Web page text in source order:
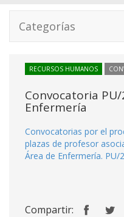
Categorías
RECURSOS HUMANOS
Convocatoria
Enfermería
Convocatorias por el
plazas de profesor
Área de Enfermería. PU/
Compartir: